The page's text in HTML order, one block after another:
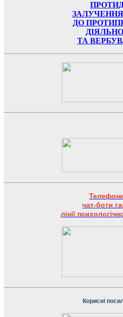
ЗАЛУЧЕННЯ
ДО
ТА
чат-боти
лінії
Корисні